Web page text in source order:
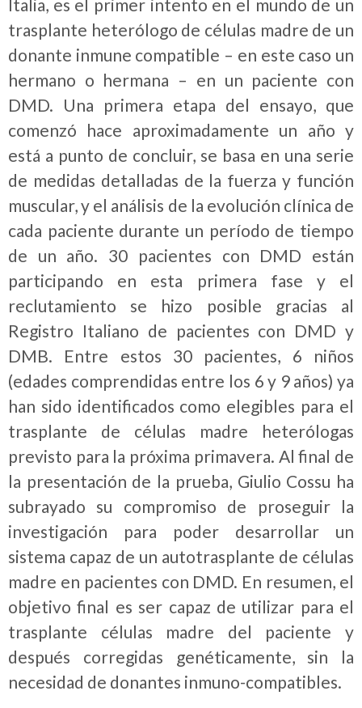
Italia, es el primer intento en el mundo de un
trasplante heterólogo de células madre de un
donante inmune compatible – en este caso un
hermano o hermana – en un paciente con
DMD. Una primera etapa del ensayo, que
comenzó hace aproximadamente un año y
está a punto de concluir, se basa en una serie
de medidas detalladas de la fuerza y función
muscular, y el análisis de la evolución clínica de
cada paciente durante un período de tiempo
de un año. 30 pacientes con DMD están
participando en esta primera fase y el
reclutamiento se hizo posible gracias al
Registro Italiano de pacientes con DMD y
DMB. Entre estos 30 pacientes, 6 niños
(edades comprendidas entre los 6 y 9 años) ya
han sido identificados como elegibles para el
trasplante de células madre heterólogas
previsto para la próxima primavera. Al final de
la presentación de la prueba, Giulio Cossu ha
subrayado su compromiso de proseguir la
investigación para poder desarrollar un
sistema capaz de un autotrasplante de células
madre en pacientes con DMD. En resumen, el
objetivo final es ser capaz de utilizar para el
trasplante células madre del paciente y
después corregidas genéticamente, sin la
necesidad de donantes inmuno-compatibles.